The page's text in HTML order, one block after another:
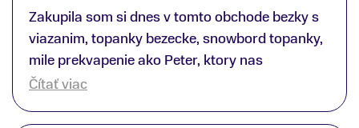
zákazníkovi, up-to-date informácie o nových
trendoch v lyžiarských technológiách; Z
predajne NajŠport som odchádzal s nakúpom
nového lyžiarského vybavenia nielen ako veľmi
spokojný zákazník, ale aj s rešpektom, že
majitelia takejto špičkovej športovej predajne na
Zakupila som si dnes v tomto obchode bezky s
viazanim, topanky bezecke, snowbord topanky,
mile prekvapenie ako Peter, ktory nas
obsluhoval mal prehlad, poradil nam super. Za
Čítať viac